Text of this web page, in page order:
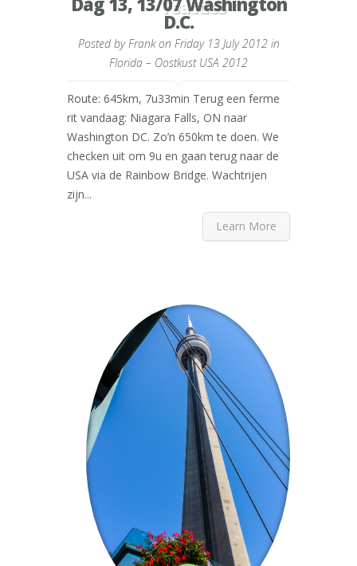
reacties
D.C.
Posted byFrankon Friday 13 July 2012 in
Florida – Oostkust USA 2012
Route: 645km, 7u33min Terug een ferme
rit vandaag: Niagara Falls, ON naar
Washington DC. Zo’n 650km te doen. We
checken uit om 9u en gaan terug naar de
USA via de Rainbow Bridge. Wachtrijen
zijn...
Learn More